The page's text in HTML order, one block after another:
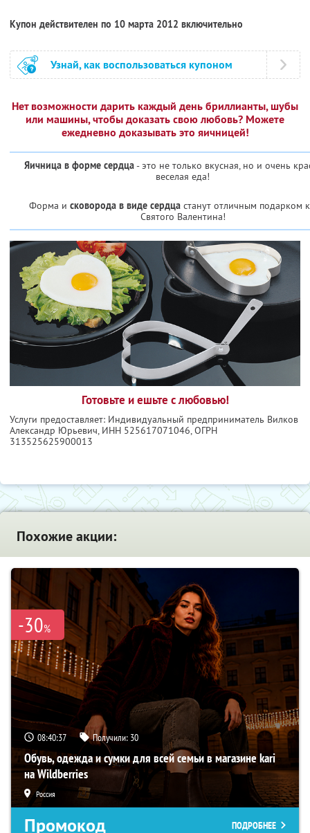
Купон действителен по 10 марта 2012 включительно
Узнай, как воспользоваться купоном
Нет возможности дарить каждый день бриллианты, шубы
или машины, чтобы доказать свою любовь? Можете
ежедневно доказывать это яичницей!
Яичница в форме сердца- это не только вкусная, но и очень
веселая еда!
Форма и сковорода в виде сердцастанут отличным подарком
Святого Валентина!
Готовьте и ешьте с любовью!
Услуги предоставляет: Индивидуальный предприниматель Вилков
Александр Юрьевич, ИНН 525617071046, ОГРН
313525625900013
Похожие акции:
-30%
08:40:36 Получили: 30
Обувь, одежда и сумки для всей семьи в магазине kari
на Wildberries
Россия
Промокод ПОДРОБНЕЕ